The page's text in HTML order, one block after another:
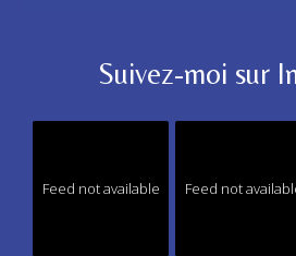
Suivez-moi sur
Feed not available Feed not